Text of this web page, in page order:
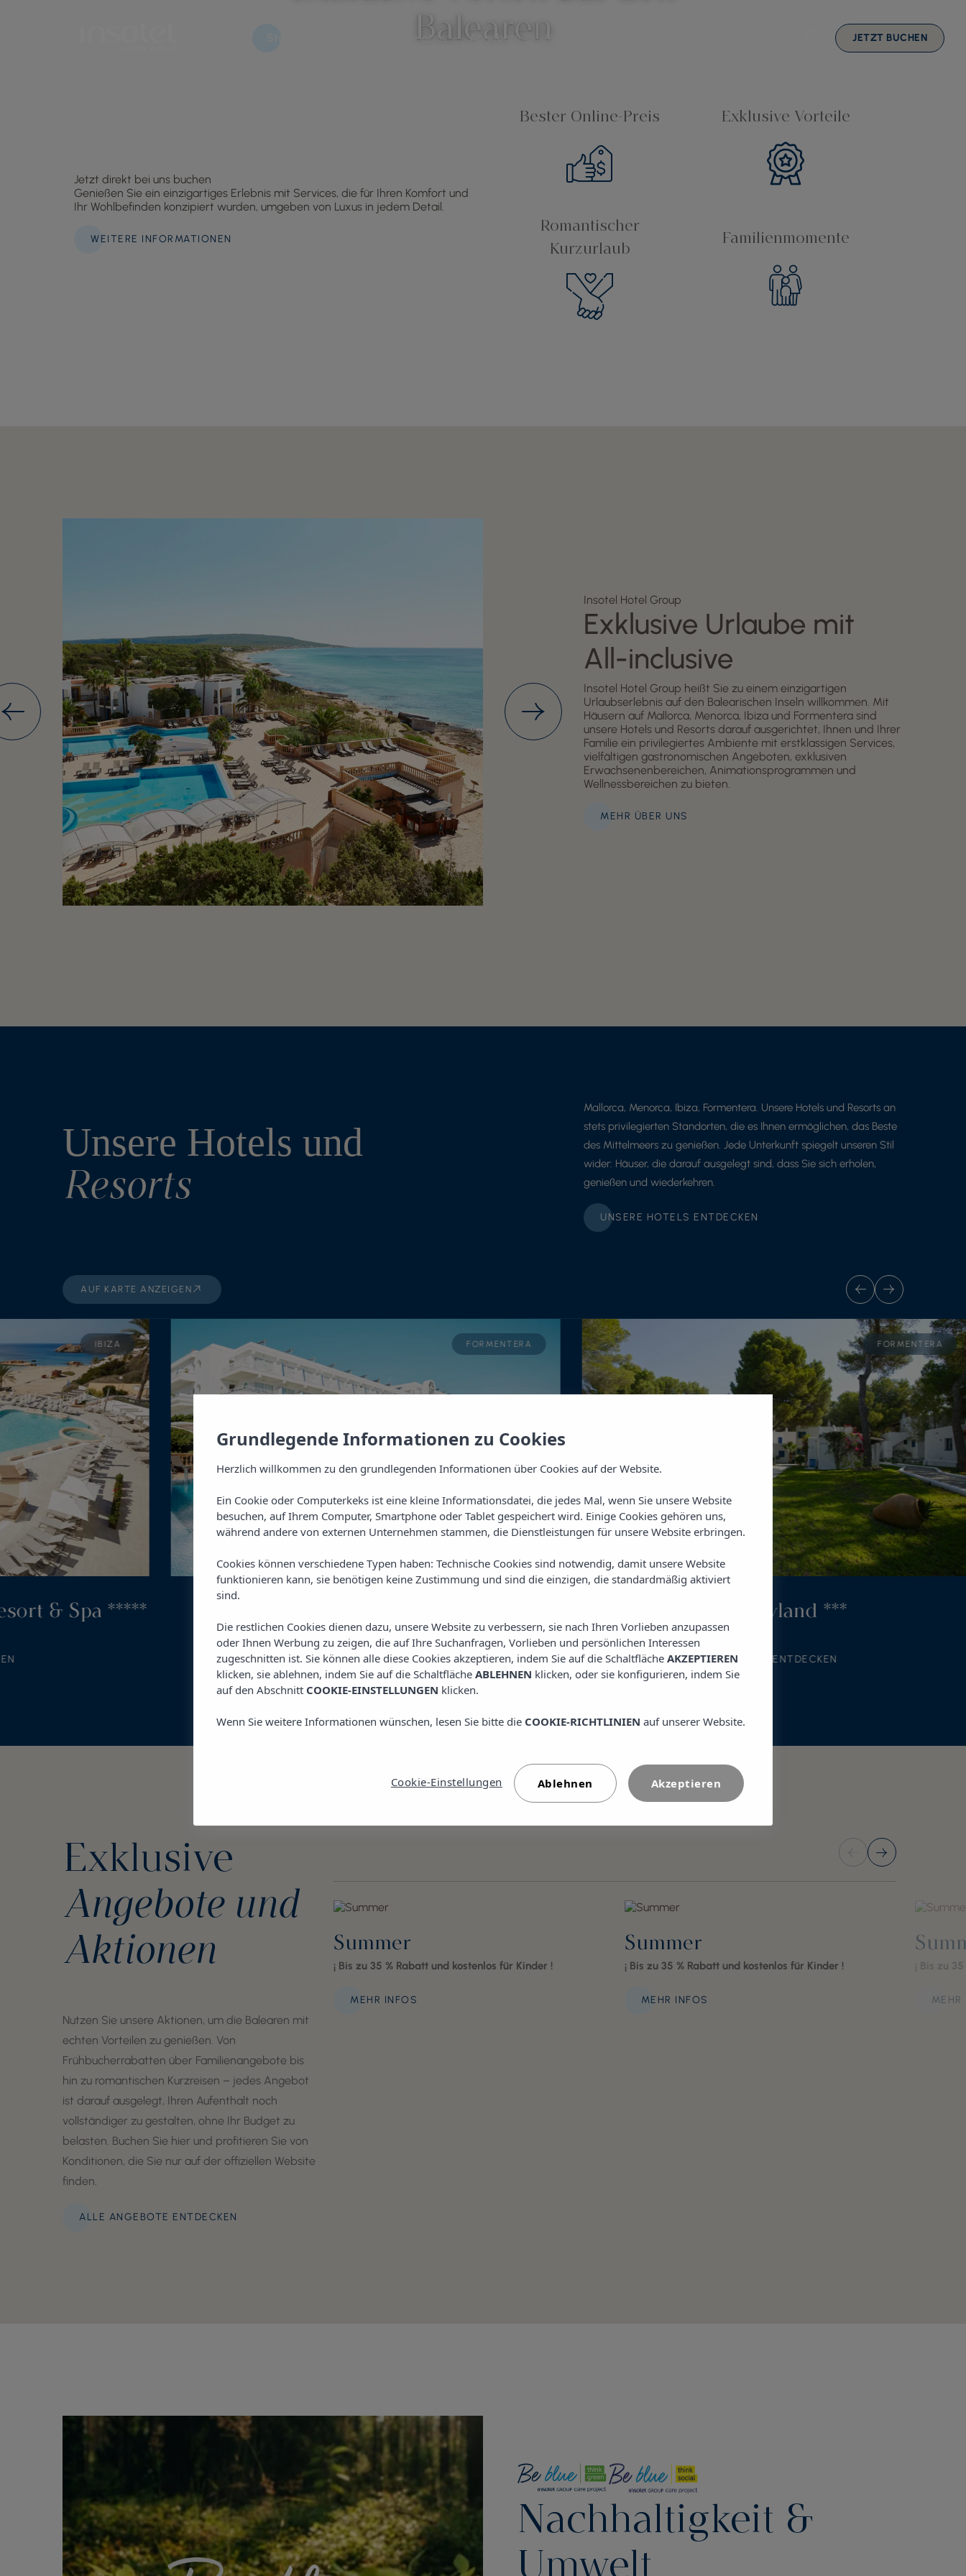
Hotels Angebote My Insotel JETZT BUCHEN
Balearen
Jetzt direkt bei uns buchen
Genießen Sie ein einzigartiges Erlebnis mit Services, die für Ihren Komfort und
Ihr Wohlbefinden konzipiert wurden, umgeben von Luxus in jedem Detail.
WEITERE INFORMATIONEN
Bester Online-Preis Exklusive Vorteile
Romantischer
Kurzurlaub
Familienmomente
Insotel Hotel Group
Exklusive Urlaube mit
All-inclusive
Insotel Hotel Group heißt Sie zu einem einzigartigen
Urlaubserlebnis auf den Balearischen Inseln willkommen. Mit
Häusern auf Mallorca, Menorca, Ibiza und Formentera sind
unsere Hotels und Resorts darauf ausgerichtet, Ihnen und Ihrer
Familie ein privilegiertes Ambiente mit erstklassigen Services,
vielfältigen gastronomischen Angeboten, exklusiven
Erwachsenenbereichen, Animationsprogrammen und
Wellnessbereichen zu bieten.
MEHR ÜBER UNS
Unsere Hotels und
Resorts
Mallorca, Menorca, Ibiza, Formentera. Unsere Hotels und Resorts an
stets privilegierten Standorten, die es Ihnen ermöglichen, das Beste
des Mittelmeers zu genießen. Jede Unterkunft spiegelt unseren Stil
wider: Häuser, die darauf ausgelegt sind, dass Sie sich erholen,
genießen und wiederkehren.
UNSERE HOTELS ENTDECKEN
AUF KARTE ANZEIGEN
IBIZA
& Spa *****
FORMENTERA
JETZT BUCHEN HOTEL ENTDECKEN
FORMENTERA
Insotel Club Maryland ***
JETZT BUCHEN HOTEL ENTDECKEN
Exklusive
Angebote und
Aktionen
Nutzen Sie unsere Aktionen, um die Balearen mit
echten Vorteilen zu genießen. Von
Frühbucherrabatten über Familienangebote bis
hin zu romantischen Kurzreisen – jedes Angebot
ist darauf ausgelegt, Ihren Aufenthalt noch
vollständiger zu gestalten, ohne Ihr Budget zu
belasten. Buchen Sie hier und profitieren Sie von
Konditionen, die Sie nur auf der offiziellen Website
finden.
ALLE ANGEBOTE ENTDECKEN
Summer
¡ Bis zu 35 % Rabatt und kostenlos für Kinder !
MEHR INFOS
Summer
¡ Bis zu 35 % Rabatt und kostenlos für Kinder !
MEHR INFOS
¡ Bis zu
Nachhaltigkeit &
Grundlegende Informationen zu Cookies
Herzlich willkommen zu den grundlegenden Informationen über Cookies auf der Website.
Ein Cookie oder Computerkeks ist eine kleine Informationsdatei, die jedes Mal, wenn Sie unsere Website
besuchen, auf Ihrem Computer, Smartphone oder Tablet gespeichert wird. Einige Cookies gehören uns,
während andere von externen Unternehmen stammen, die Dienstleistungen für unsere Website erbringen.
Cookies können verschiedene Typen haben: Technische Cookies sind notwendig, damit unsere Website
funktionieren kann, sie benötigen keine Zustimmung und sind die einzigen, die standardmäßig aktiviert
sind.
Die restlichen Cookies dienen dazu, unsere Website zu verbessern, sie nach Ihren Vorlieben anzupassen
oder Ihnen Werbung zu zeigen, die auf Ihre Suchanfragen, Vorlieben und persönlichen Interessen
zugeschnitten ist. Sie können alle diese Cookies akzeptieren, indem Sie auf die Schaltfläche AKZEPTIEREN
klicken, sie ablehnen, indem Sie auf die Schaltfläche ABLEHNEN klicken, oder sie konfigurieren, indem Sie
auf den Abschnitt COOKIE-EINSTELLUNGEN klicken.
Wenn Sie weitere Informationen wünschen, lesen Sie bitte die COOKIE-RICHTLINIEN auf unserer Website.
Cookie-Einstellungen Ablehnen Akzeptieren